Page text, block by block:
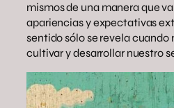
mismos de una manera que
apariencias y expectativas
sentido sólo se revela cuando
cultivar y desarrollar nuestro